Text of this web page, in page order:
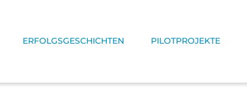
ERFOLGSGESCHICHTEN PILOTPROJEKTE